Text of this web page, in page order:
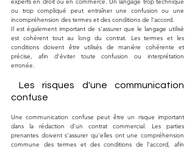
ou trop compliqué peut entraîner une confusion ou une
incompréhension des termes et des conditions de l'accord.
Il est également important de s'assurer que le langage utilisé
est cohérent tout au long du contrat. Les termes et les
conditions doivent être utilisés de manière cohérente et
précise, afin d'éviter toute confusion ou interprétation
erronée.
confuse
Une communication confuse peut être un risque important
dans la rédaction d'un contrat commercial. Les parties
prenantes doivent s'assurer qu'elles ont une compréhension
commune des termes et des conditions de l'accord, afin